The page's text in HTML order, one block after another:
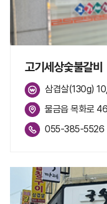
고기세상숯불갈비
삼겹살(130g)
물금읍 목화로 46
055-385-5526